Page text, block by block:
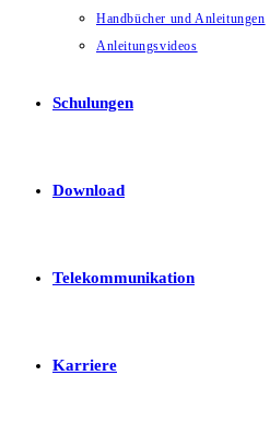
Handbücher und Anleitungen
Anleitungsvideos
Schulungen
Download
Telekommunikation
Karriere